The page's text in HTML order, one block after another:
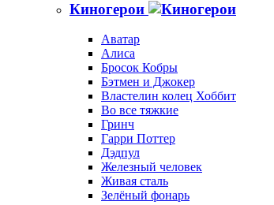
Киногерои
Аватар
Алиса
Бросок Кобры
Бэтмен и Джокер
Властелин колец Хоббит
Во все тяжкие
Гринч
Гарри Поттер
Дэдпул
Железный человек
Живая сталь
Зелёный фонарь